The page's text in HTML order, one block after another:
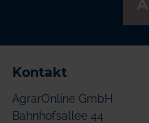
Kontakt
AgrarOnline GmbH
Bahnhofsallee 44